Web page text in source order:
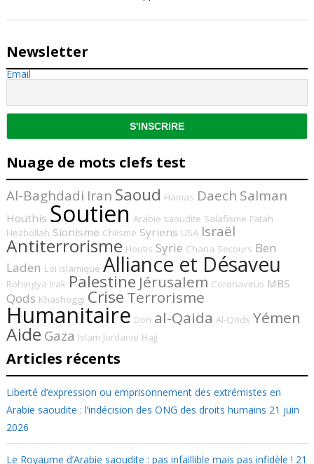
Newsletter
Email
Nuage de mots clefs test
Al-Baghdadi Iran Saoud Hamas Daech Salman
Houthis Soutien Arabie saoudite Salafisme Fatah
Hezbollah Sionisme Chiisme Syriens USA Israël
Antiterrorisme Houtis Syrie Charia Secours Ben
Laden Loi islamique Alliance et Désaveu
Rohingya Irak Palestine Jérusalem Coronavirus MBS
Qods Khashoggi Crise Terrorisme
Humanitaire Don al-Qaida Al-Qods Yémen
Aide Gaza Islam Jordanie Hajj
Articles récents
Liberté d’expression ou emprisonnement des extrémistes en
Arabie saoudite : l’indécision des ONG des droits humains 21 juin
2026
Le Royaume d’Arabie saoudite : pas infaillible mais pas infidèle ! 21